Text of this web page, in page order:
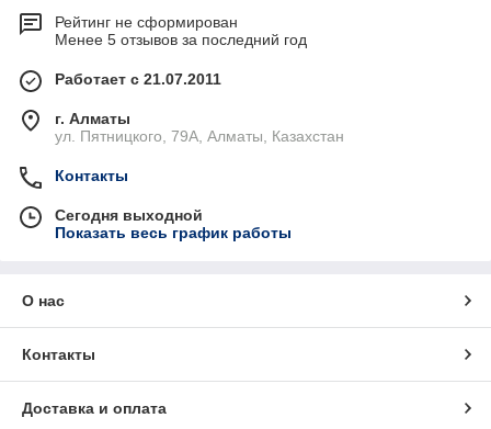
Рейтинг не сформирован
Менее 5 отзывов за последний год
Работает с 21.07.2011
г. Алматы
ул. Пятницкого, 79А, Алматы, Казахстан
Контакты
Сегодня выходной
Показать весь график работы
О нас
Контакты
Доставка и оплата